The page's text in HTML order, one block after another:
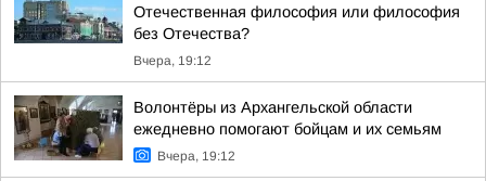
Отечественная философия или философия
без Отечества?
Вчера, 19:12
Волонтёры из Архангельской области
ежедневно помогают бойцам и их семьям
Вчера, 19:12